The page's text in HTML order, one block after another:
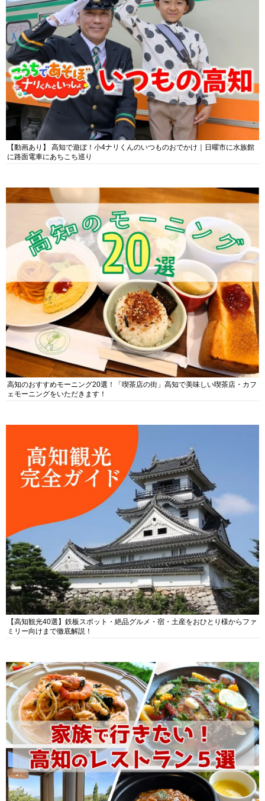
【動画あり】 高知で遊ぼ！小4ナリくんのいつものおでかけ｜日曜市に水族館
に路面電車にあちこち巡り
高知のおすすめモーニング20選！「喫茶店の街」高知で美味しい喫茶店・カフ
ェモーニングをいただきます！
【高知観光40選】鉄板スポット・絶品グルメ・宿・土産をおひとり様からファ
ミリー向けまで徹底解説！